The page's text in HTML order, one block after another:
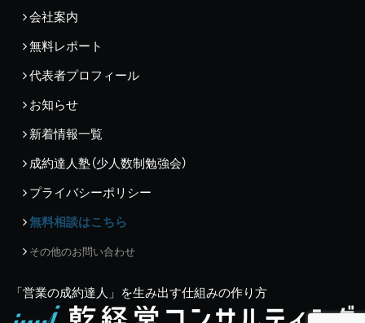
会社案内
無料レポート
代表者プロフィール
お知らせ
新着情報一覧
成約達人塾（少人数制勉強会）
プライバシーポリシー
無料相談はこちら
その他のお問い合わせ
「営業の成約達人」を生み出す仕組みの作り方